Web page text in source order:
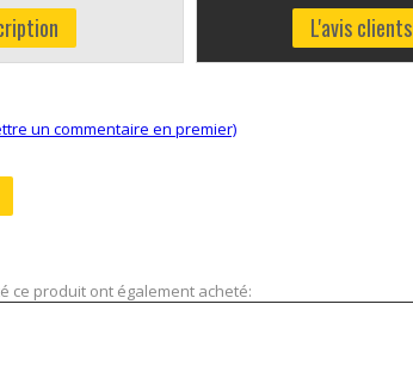
L'avis clients
un commentaire en premier)
ce produit ont également acheté: